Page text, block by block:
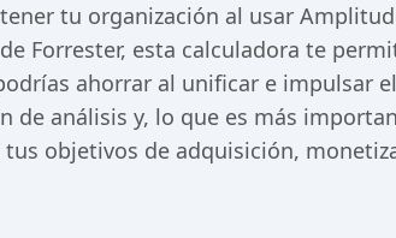
tu organización al usar
Forrester, esta calculadora te
ahorrar al unificar e impulsar el
de análisis y, lo que es más
objetivos de adquisición,